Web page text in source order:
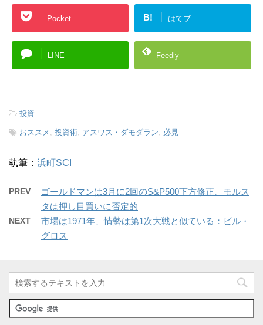
Pocket B! はてブ
LINE Feedly
-投資
-おススメ , 投資術, アスワス・ダモダラン, 必見
執筆： 浜町SCI
PREV
ゴールドマンは3月に2回のS&P500下方修正、モルス
タは押し目買いに否定的
NEXT
市場は1971年、情勢は第1次大戦と似ている：ビル・
グロス